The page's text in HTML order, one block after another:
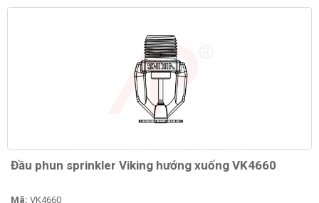
Đầu phun sprinkler Viking hướng xuống VK4660
Mã: VK4660